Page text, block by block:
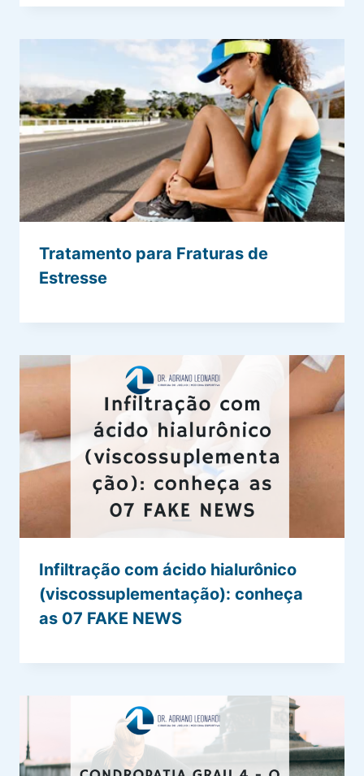
Tratamento para Fraturas de
Estresse
Infiltração com ácido hialurônico
(viscossuplementação): conheça
as 07 FAKE NEWS